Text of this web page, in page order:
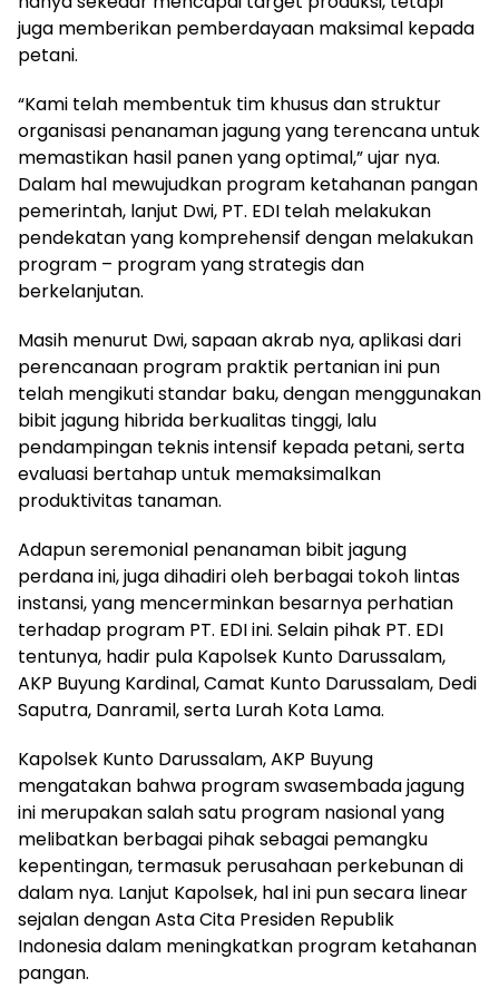
juga memberikan pemberdayaan maksimal kepada
petani.
“Kami telah membentuk tim khusus dan struktur
organisasi penanaman jagung yang terencana untuk
memastikan hasil panen yang optimal,” ujar nya.
Dalam hal mewujudkan program ketahanan pangan
pemerintah, lanjut Dwi, PT. EDI telah melakukan
pendekatan yang komprehensif dengan melakukan
program – program yang strategis dan
berkelanjutan.
Masih menurut Dwi, sapaan akrab nya, aplikasi dari
perencanaan program praktik pertanian ini pun
telah mengikuti standar baku, dengan menggunakan
bibit jagung hibrida berkualitas tinggi, lalu
pendampingan teknis intensif kepada petani, serta
evaluasi bertahap untuk memaksimalkan
produktivitas tanaman.
Adapun seremonial penanaman bibit jagung
perdana ini, juga dihadiri oleh berbagai tokoh lintas
instansi, yang mencerminkan besarnya perhatian
terhadap program PT. EDI ini. Selain pihak PT. EDI
tentunya, hadir pula Kapolsek Kunto Darussalam,
AKP Buyung Kardinal, Camat Kunto Darussalam, Dedi
Saputra, Danramil, serta Lurah Kota Lama.
Kapolsek Kunto Darussalam, AKP Buyung
mengatakan bahwa program swasembada jagung
ini merupakan salah satu program nasional yang
melibatkan berbagai pihak sebagai pemangku
kepentingan, termasuk perusahaan perkebunan di
dalam nya. Lanjut Kapolsek, hal ini pun secara linear
sejalan dengan Asta Cita Presiden Republik
Indonesia dalam meningkatkan program ketahanan
pangan.